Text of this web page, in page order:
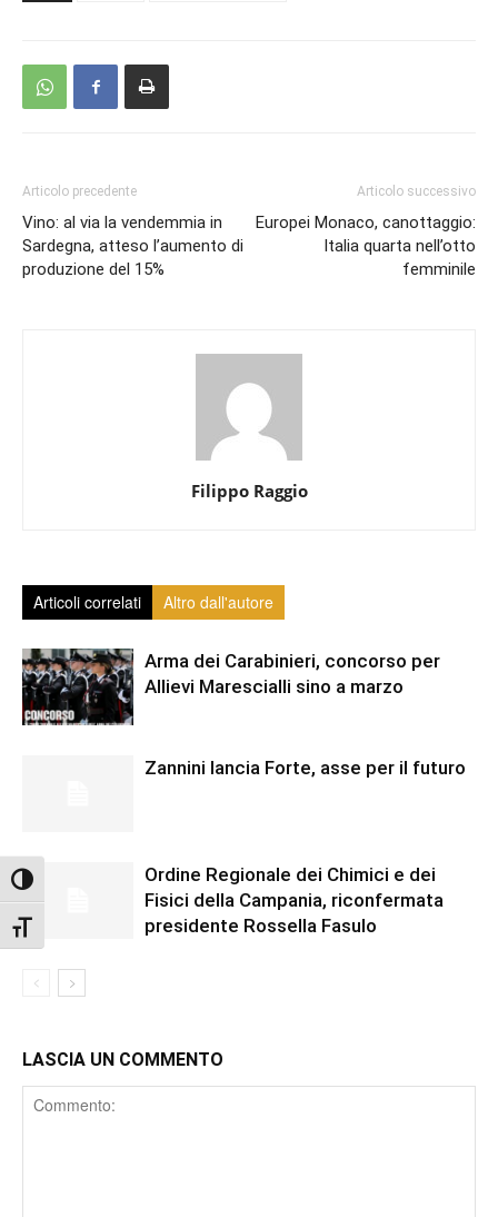
Attiva/disattiva alto contrasto
Attiva/disattiva dimensione testo
Articolo precedente
Vino: al via la vendemmia in
Sardegna, atteso l’aumento di
produzione del 15%
Articolo successivo
Europei Monaco, canottaggio:
Italia quarta nell’otto
femminile
Filippo Raggio
Articoli correlati Altro dall'autore
Arma dei Carabinieri, concorso per
Allievi Marescialli sino a marzo
Zannini lancia Forte, asse per il futuro
Ordine Regionale dei Chimici e dei
Fisici della Campania, riconfermata
presidente Rossella Fasulo
LASCIA UN COMMENTO
Comment